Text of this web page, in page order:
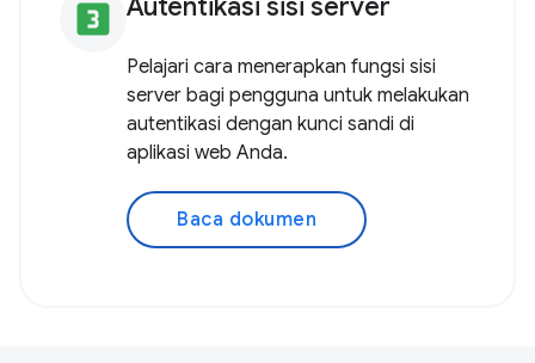
looks_3 Autentikasi sisi server
Pelajari cara menerapkan fungsi sisi
server bagi pengguna untuk melakukan
autentikasi dengan kunci sandi di
aplikasi web Anda.
Baca dokumen